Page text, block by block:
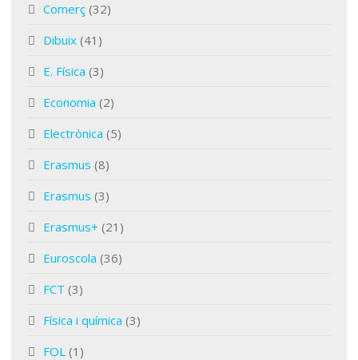
Comerç (32)
Dibuix (41)
E. Física (3)
Economia (2)
Electrònica (5)
Erasmus (8)
Erasmus (3)
Erasmus+ (21)
Euroscola (36)
FCT (3)
Física i química (3)
FOL (1)